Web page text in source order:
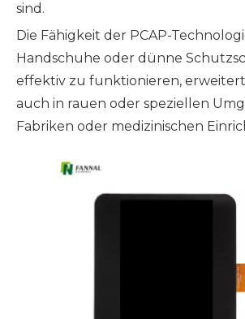
sind.
Die Fähigkeit der PCAP-
Handschuhe oder dünne
effektiv zu funktionieren,
auch in rauen oder speziellen
Fabriken oder medizinischen